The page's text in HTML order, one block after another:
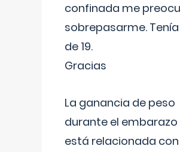
confinada me
sobrepasarme. Tenía
de 19.
Gracias
La ganancia de peso
durante el embarazo
está relacionada con